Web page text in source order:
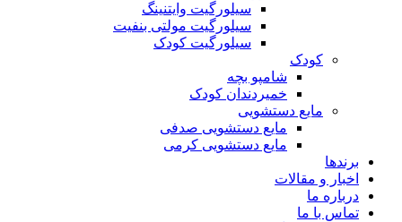
سیلورگیت وایتنینگ
سیلورگیت مولتی بنفیت
سیلورگیت کودک
کودک
شامپو بچه
خمیردندان کودک
مایع دستشویی
مایع دستشویی صدفی
مایع دستشویی کرمی
برندها
اخبار و مقالات
درباره ما
تماس با ما